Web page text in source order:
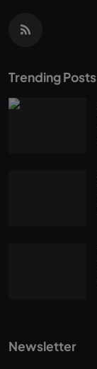
Trending Posts
Newsletter